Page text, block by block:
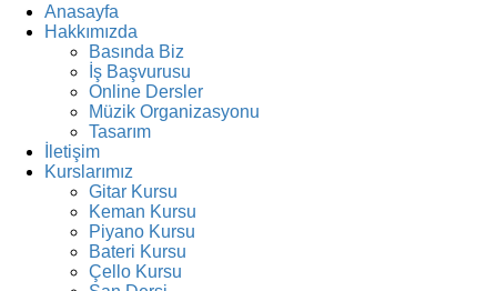
Anasayfa
Hakkımızda
Basında Biz
İş Başvurusu
Online Dersler
Müzik Organizasyonu
Tasarım
İletişim
Kurslarımız
Gitar Kursu
Keman Kursu
Piyano Kursu
Bateri Kursu
Çello Kursu